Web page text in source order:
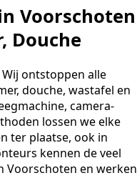
Voorschoten
Douche
ontstoppen alle
douche, wastafel en
camera-
lossen we elke
ter plaatse, ook in
kennen de veel
Voorschoten en werken